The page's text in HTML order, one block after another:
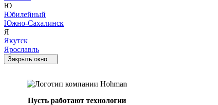
Ю
Юбилейный
Южно-Сахалинск
Я
Якутск
Ярославль
Закрыть окно
Пусть работают технологии